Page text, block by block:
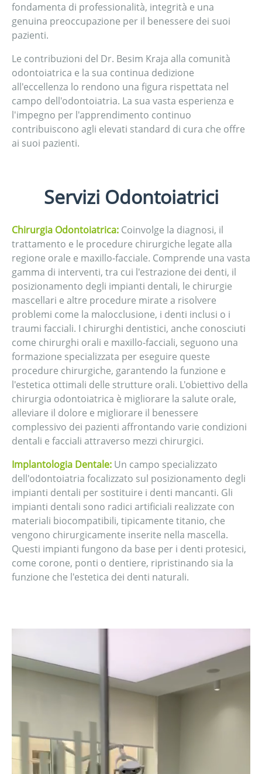
fondamenta di professionalità, integrità e una
genuina preoccupazione per il benessere dei suoi
pazienti.
Le contribuzioni del Dr. Besim Kraja alla comunità
odontoiatrica e la sua continua dedizione
all'eccellenza lo rendono una figura rispettata nel
campo dell'odontoiatria. La sua vasta esperienza e
l'impegno per l'apprendimento continuo
contribuiscono agli elevati standard di cura che offre
ai suoi pazienti.
Servizi Odontoiatrici
Chirurgia Odontoiatrica: Coinvolge la diagnosi, il
trattamento e le procedure chirurgiche legate alla
regione orale e maxillo-facciale. Comprende una vasta
gamma di interventi, tra cui l'estrazione dei denti, il
posizionamento degli impianti dentali, le chirurgie
mascellari e altre procedure mirate a risolvere
problemi come la malocclusione, i denti inclusi o i
traumi facciali. I chirurghi dentistici, anche conosciuti
come chirurghi orali e maxillo-facciali, seguono una
formazione specializzata per eseguire queste
procedure chirurgiche, garantendo la funzione e
l'estetica ottimali delle strutture orali. L'obiettivo della
chirurgia odontoiatrica è migliorare la salute orale,
alleviare il dolore e migliorare il benessere
complessivo dei pazienti affrontando varie condizioni
dentali e facciali attraverso mezzi chirurgici.
Implantologia Dentale: Un campo specializzato
dell'odontoiatria focalizzato sul posizionamento degli
impianti dentali per sostituire i denti mancanti. Gli
impianti dentali sono radici artificiali realizzate con
materiali biocompatibili, tipicamente titanio, che
vengono chirurgicamente inserite nella mascella.
Questi impianti fungono da base per i denti protesici,
come corone, ponti o dentiere, ripristinando sia la
funzione che l'estetica dei denti naturali.